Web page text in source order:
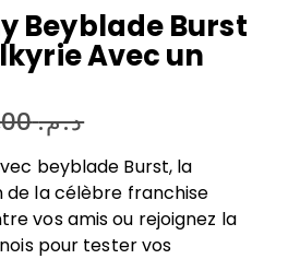
Beyblade Burst
Avec un
د.م.69,00
beyblade Burst, la
la célèbre franchise
vos amis ou rejoignez la
pour tester vos